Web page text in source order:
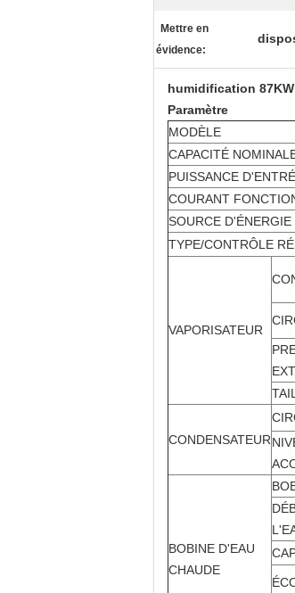
Mettre en
évidence:
humidification
Paramètre
MODÈLE
CAPACITÉ
PUISSANCE
COURANT
SOURCE D'ÉNERGIE
TYPE/CONTRÔLE
VAPORISATEUR
CONDENSATEUR
BOBINE D'EAU
CHAUDE